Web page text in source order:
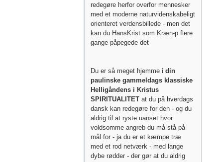
redegøre herfor overfor mennesker
med et moderne naturvidenskabeligt
orienteret verdensbillede - men det
kan du HansKrist som Kræn-p flere
gange påpegede det
Du er så meget hjemme i din
paulinske gammeldags klassiske
Helligåndens i Kristus
SPIRITUALITET at du på hverdags
dansk kan redegøre for den - og du
aldrig til at ryste uanset hvor
voldsomme angreb du må stå på
mål for - ja du er et kæmpe træ
med et rod netværk - med lange
dybe rødder - der gør at du aldrig